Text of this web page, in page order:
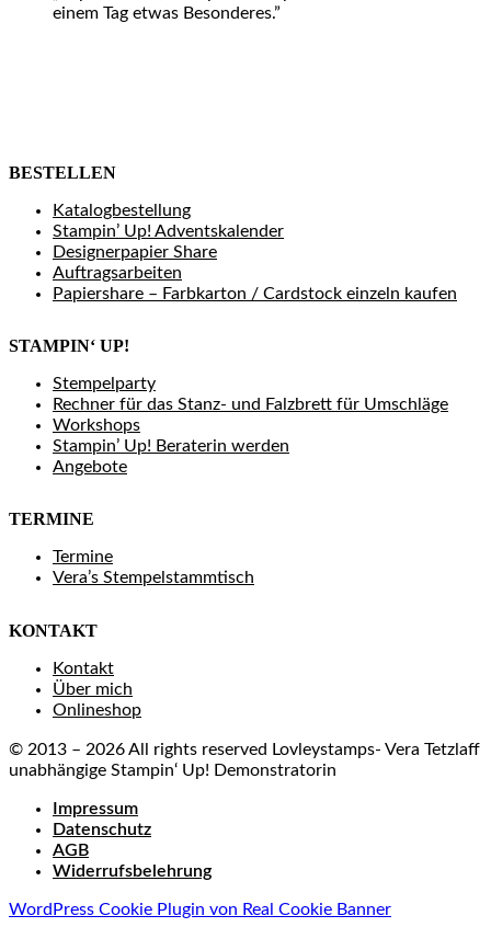
einem Tag etwas Besonderes.”
BESTELLEN
Katalogbestellung
Stampin’ Up! Adventskalender
Designerpapier Share
Auftragsarbeiten
Papiershare – Farbkarton / Cardstock einzeln kaufen
STAMPIN‘ UP!
Stempelparty
Rechner für das Stanz- und Falzbrett für Umschläge
Workshops
Stampin’ Up! Beraterin werden
Angebote
TERMINE
Termine
Vera’s Stempelstammtisch
KONTAKT
Kontakt
Über mich
Onlineshop
© 2013 – 2026 All rights reserved Lovleystamps- Vera Tetzlaff
unabhängige Stampin‘ Up! Demonstratorin
Impressum
Datenschutz
AGB
Widerrufsbelehrung
WordPress Cookie Plugin von Real Cookie Banner